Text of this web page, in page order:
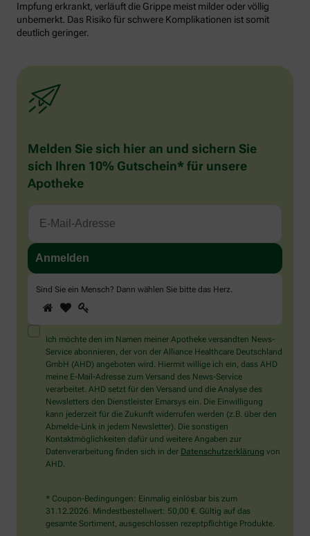
Impfung erkrankt, verläuft die Grippe meist milder oder völlig
unbemerkt. Das Risiko für schwere Komplikationen ist somit
deutlich geringer.
Melden Sie sich hier an und sichern Sie
sich Ihren 10% Gutschein* für unsere
Apotheke
Sind Sie ein Mensch? Dann wählen Sie bitte das Herz.
Sind
Sie
ein
Mensch?
Dann
wählen
Sie
bitte
das
Herz.
1 2
Ich möchte den im Namen meiner Apotheke versandten News-
Service abonnieren, der von der Alliance Healthcare Deutschland
GmbH (AHD) angeboten wird. Hiermit willige ich ein, dass AHD
meine E-Mail-Adresse zum Versand des News-Service
verarbeitet. AHD setzt für den Versand und die Analyse des
Newsletters den Dienstleister Emarsys ein. Die Einwilligung
kann jederzeit für die Zukunft widerrufen werden (z.B. über den
Abmelde-Link in jedem Newsletter). Die sonstigen
Kontaktmöglichkeiten dafür und weitere Angaben zur
Datenverarbeitung finden sich in der Datenschutzerklärung von
AHD.
* Coupon-Bedingungen: Einmalig einlösbar bis zum
31.12.2026. Mindestbestellwert: 50,00 €. Gültig auf das
gesamte Sortiment, ausgeschlossen rezeptpflichtige Produkte.